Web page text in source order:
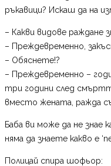
ръкавици? Искаш да на
– Какви видове раждане
– Преждевременно,
– Обяснете!?
– Преждевременно –
три години след
вместо жената, ражда
Баба ви може да не знае
няма да знаете какво е
Полицай спира шофьор: